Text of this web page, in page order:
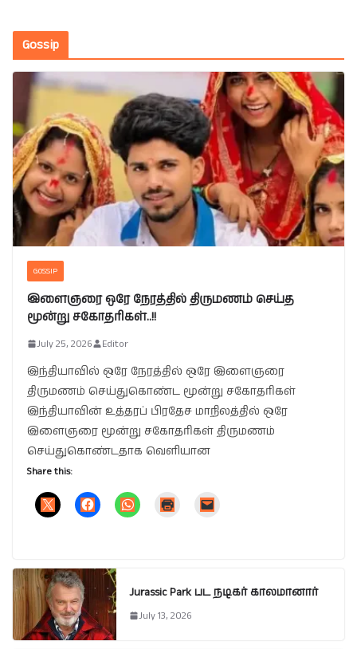
Gossip
GOSSIP
இளைஞரை ஒரே நேரத்தில் திருமணம் செய்த
மூன்று சகோதரிகள்..!!
July 25, 2026 Editor
இந்தியாவில் ஒரே நேரத்தில் ஒரே இளைஞரை
திருமணம் செய்துகொண்ட மூன்று சகோதரிகள்
இந்தியாவின் உத்தரப் பிரதேச மாநிலத்தில் ஒரே
இளைஞரை மூன்று சகோதரிகள் திருமணம்
செய்துகொண்டதாக வெளியான
Share this:
Jurassic Park பட நடிகர் காலமானார்
July 13, 2026